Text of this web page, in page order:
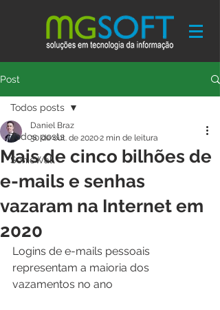
Post
Todos posts
SonicWall
Todos posts
Mais de cinco bilhões de
e-mails e senhas
vazaram na Internet em
2020
Daniel Braz
30 de out. de 20202 min de leitura
Logins de e-mails pessoais
representam a maioria dos
vazamentos no ano